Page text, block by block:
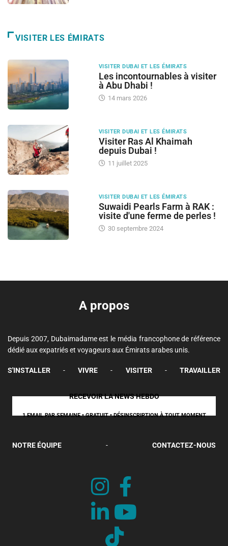
VISITER LES ÉMIRATS
VISITER DUBAI ET LES ÉMIRATS
Les incontournables à visiter
à Abu Dhabi !
14 mars 2026
VISITER DUBAI ET LES ÉMIRATS
Visiter Ras Al Khaimah
depuis Dubai !
11 juillet 2025
VISITER DUBAI ET LES ÉMIRATS
Suwaidi Pearls Farm à RAK :
visite d'une ferme de perles !
30 septembre 2024
A propos
Depuis 2007, Dubaimadame est le média francophone de référence
dédié aux expatriés et voyageurs aux Émirats arabes unis.
S'INSTALLER - VIVRE - VISITER - TRAVAILLER
RECEVOIR LA NEWS HEBDO
1 EMAIL PAR SEMAINE • GRATUIT • DÉSINSCRIPTION À TOUT MOMENT
NOTRE ÉQUIPE - CONTACTEZ-NOUS